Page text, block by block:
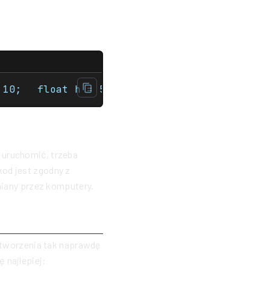
trzeba
jest zgodny z
przez komputery.
tak naprawdę
najlepiej: